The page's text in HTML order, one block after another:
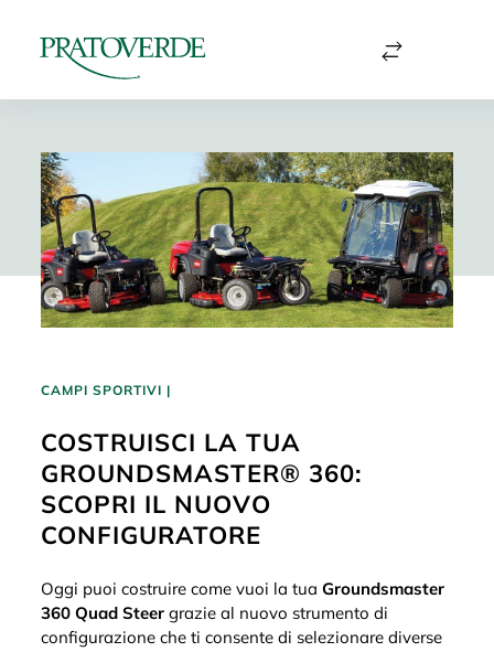
CAMPI SPORTIVI |
COSTRUISCI LA TUA
GROUNDSMASTER® 360:
SCOPRI IL NUOVO
CONFIGURATORE
Oggi puoi costruire come vuoi la tuaGroundsmaster
360 Quad Steer grazie al nuovo strumento di
configurazione che ti consente di selezionare diverse